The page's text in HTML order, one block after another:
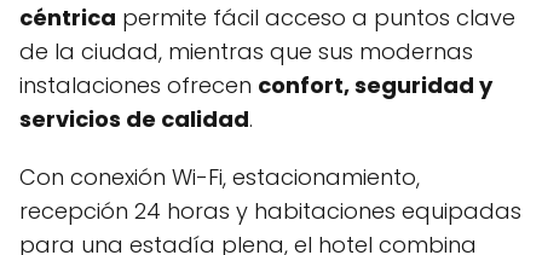
céntrica permite fácil acceso a puntos clave
de la ciudad, mientras que sus modernas
instalaciones ofrecen confort, seguridad y
servicios de calidad.
Con conexión Wi-Fi, estacionamiento,
recepción 24 horas y habitaciones equipadas
para una estadía plena, el hotel combina